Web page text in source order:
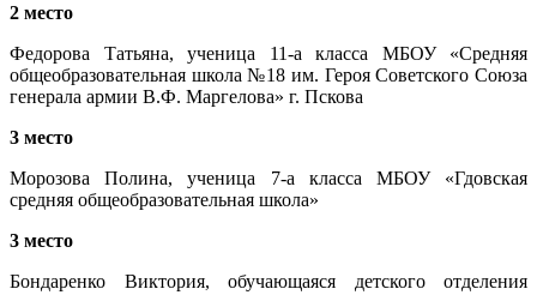
2 место
Федорова Татьяна, ученица 11-а класса МБОУ «Средняя
общеобразовательная школа №18 им. Героя Советского Союза
генерала армии В.Ф. Маргелова» г. Пскова
3 место
Морозова Полина, ученица 7-а класса МБОУ «Гдовская
средняя общеобразовательная школа»
3 место
Бондаренко Виктория, обучающаяся детского отделения